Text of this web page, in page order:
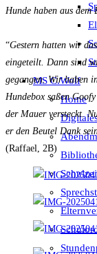
MS C.Wolf
Home
Hunde haben aus dem
“Gestern hatten wir
eingeteilt. Dann sind
gegangen. Wir haben
Hundebox saßen
der Mauer versteckt.
er den Beutel Dank
(Raffael, 2B)